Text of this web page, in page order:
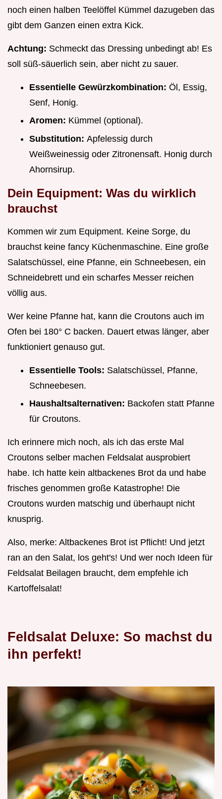
noch einen halben Teelöffel Kümmel dazugeben das
gibt dem Ganzen einen extra Kick.
Achtung: Schmeckt das Dressing unbedingt ab! Es
soll süß-säuerlich sein, aber nicht zu sauer.
Essentielle Gewürzkombination: Öl, Essig,
Senf, Honig.
Aromen: Kümmel (optional).
Substitution: Apfelessig durch
Weißweinessig oder Zitronensaft. Honig durch
Ahornsirup.
Dein Equipment: Was du wirklich
brauchst
Kommen wir zum Equipment. Keine Sorge, du
brauchst keine fancy Küchenmaschine. Eine große
Salatschüssel, eine Pfanne, ein Schneebesen, ein
Schneidebrett und ein scharfes Messer reichen
völlig aus.
Wer keine Pfanne hat, kann die Croutons auch im
Ofen bei 180° C backen. Dauert etwas länger, aber
funktioniert genauso gut.
Essentielle Tools: Salatschüssel, Pfanne,
Schneebesen.
Haushaltsalternativen: Backofen statt Pfanne
für Croutons.
Ich erinnere mich noch, als ich das erste Mal
Croutons selber machen Feldsalat ausprobiert
habe. Ich hatte kein altbackenes Brot da und habe
frisches genommen große Katastrophe! Die
Croutons wurden matschig und überhaupt nicht
knusprig.
Also, merke: Altbackenes Brot ist Pflicht! Und jetzt
ran an den Salat, los geht's! Und wer noch Ideen für
Feldsalat Beilagen braucht, dem empfehle ich
Kartoffelsalat!
Feldsalat Deluxe: So machst du
ihn perfekt!